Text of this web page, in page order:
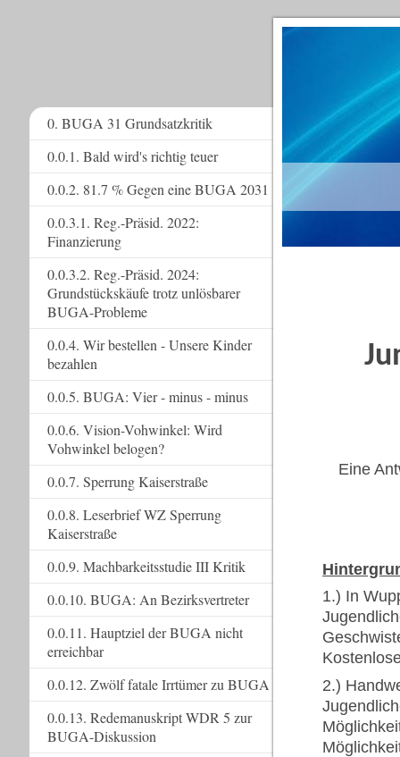
Eine
1.) In
2.)
0. BUGA 31 Grundsatzkritik
0.0.1. Bald wird's richtig teuer
0.0.2. 81.7 % Gegen eine BUGA 2031
0.0.3.1. Reg.-Präsid. 2022:
Finanzierung
0.0.3.2. Reg.-Präsid. 2024:
Grundstückskäufe trotz unlösbarer
BUGA-Probleme
0.0.4. Wir bestellen - Unsere Kinder
bezahlen
0.0.5. BUGA: Vier - minus - minus
0.0.6. Vision-Vohwinkel: Wird
Vohwinkel belogen?
0.0.7. Sperrung Kaiserstraße
0.0.8. Leserbrief WZ Sperrung
Kaiserstraße
0.0.9. Machbarkeitsstudie III Kritik
0.0.10. BUGA: An Bezirksvertreter
0.0.11. Hauptziel der BUGA nicht
erreichbar
0.0.12. Zwölf fatale Irrtümer zu BUGA
0.0.13. Redemanuskript WDR 5 zur
BUGA-Diskussion